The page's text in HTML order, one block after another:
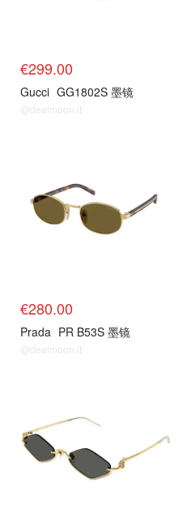
€299.00
Gucci GG1802S 墨镜
@dealmoon.it
€280.00
Prada PR B53S 墨镜
@dealmoon.it